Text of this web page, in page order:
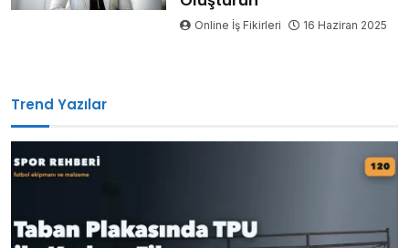
Online İş Fikirleri 16 Haziran 2025
Trend Yazılar